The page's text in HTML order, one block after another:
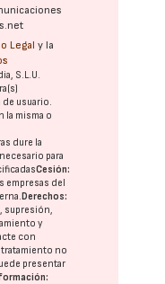
Legal y la
S.L.U.
usuario.
la misma o
dure la
para
Cesión:
empresas del
Derechos:
y
con
tratamiento no
presentar